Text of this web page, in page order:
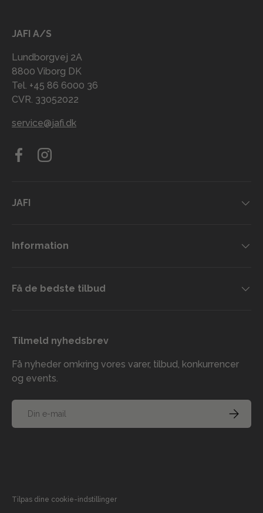
JAFI A/S
Lundborgvej 2A
8800 Viborg DK
Tel. +45 86 6000 36
CVR. 33052022
service@jafi.dk
FacebookInstagram
JAFI
Information
Få de bedste tilbud
Tilmeld nyhedsbrev
Få nyheder omkring vores varer, tilbud, konkurrencer
og events.
TILMELD
Tilpas dine cookie-indstillinger